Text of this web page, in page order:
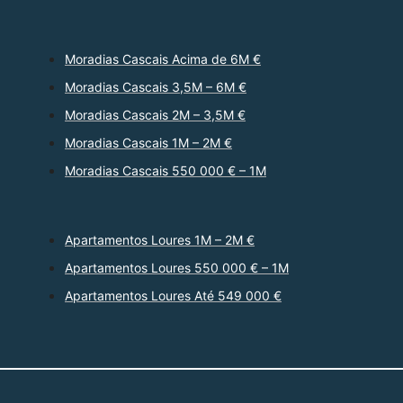
Moradias Cascais Acima de 6M €
Moradias Cascais 3,5M – 6M €
Moradias Cascais 2M – 3,5M €
Moradias Cascais 1M – 2M €
Moradias Cascais 550 000 € – 1M
Apartamentos Loures 1M – 2M €
Apartamentos Loures 550 000 € – 1M
Apartamentos Loures Até 549 000 €